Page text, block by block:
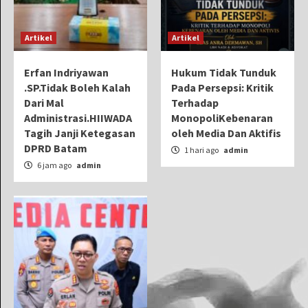
Artikel
Erfan Indriyawan
.SP.Tidak Boleh Kalah
Dari Mal
Administrasi.HIIWADA
Tagih Janji Ketegasan
DPRD Batam
6 jam ago admin
Artikel
Hukum Tidak Tunduk
Pada Persepsi: Kritik
Terhadap
MonopoliKebenaran
oleh Media Dan Aktifis
1 hari ago admin